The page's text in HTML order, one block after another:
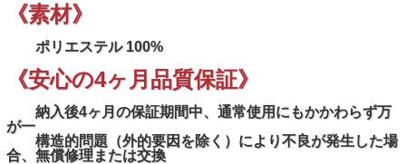
《素材》
ポリエステル 100%
《安心の4ヶ月品質保証》
納入後4ヶ月の保証期間中、通常使用にもかかわらず万
が一
構造的問題（外的要因を除く）により不良が発生した場
合、無償修理または交換